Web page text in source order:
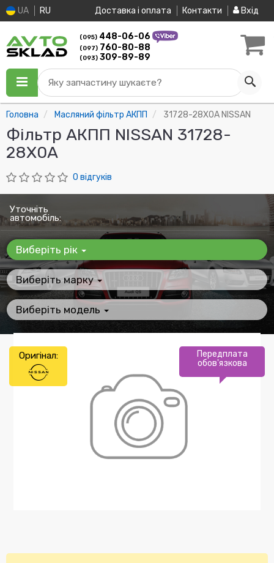
UA RU Доставка і оплата Контакти Вхід
(095) 448-06-06
(097) 760-80-88
(093) 309-89-89
Яку запчастину шукаєте?
Головна Масляний фільтр АКПП 31728-28X0A NISSAN
Фільтр АКПП NISSAN 31728-
28X0A
0 відгуків
Уточніть
автомобіль:
Виберіть рік
Виберіть марку
Виберіть модель
Передплата
обов'язкова
Оригінал: